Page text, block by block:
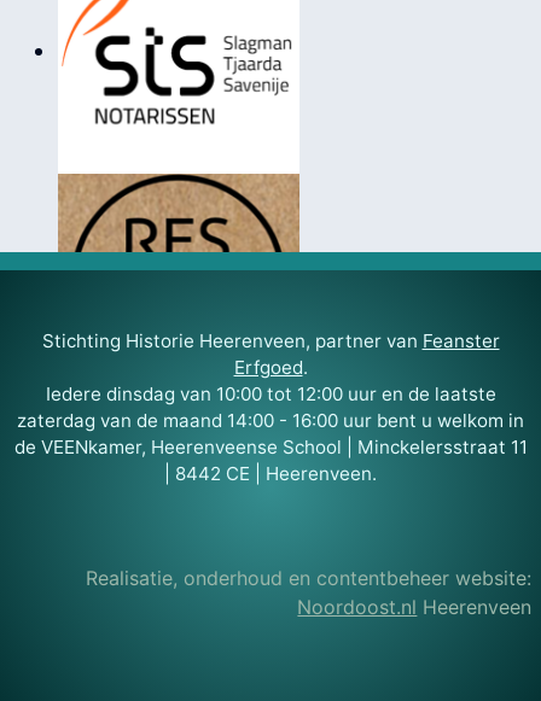
Stichting Historie Heerenveen, partner van Feanster
Erfgoed.
Iedere dinsdag van 10:00 tot 12:00 uur en de laatste
zaterdag van de maand 14:00 - 16:00 uur bent u welkom in
de VEENkamer, Heerenveense School | Minckelersstraat 11
| 8442 CE | Heerenveen.
Realisatie, onderhoud en contentbeheer website:
Noordoost.nl Heerenveen